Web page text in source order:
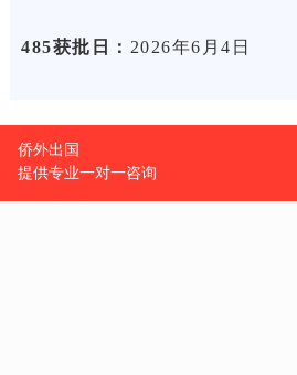
485获批日： 2026年6月4日
从递交485到今天获批，Z先生的